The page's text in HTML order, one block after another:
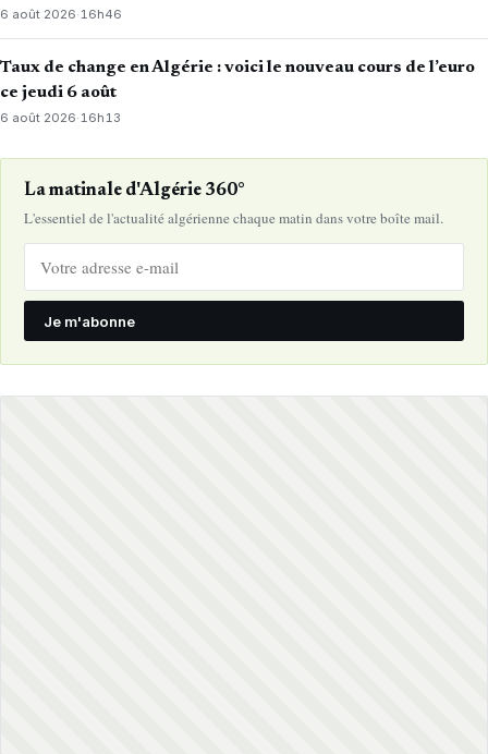
6 août 2026·16h46
Taux de change en Algérie : voici le nouveau cours de l’euro
ce jeudi 6 août
6 août 2026· 16h13
La matinale d'Algérie 360°
L'essentiel de l'actualité algérienne chaque matin dans votre boîte mail.
Je m'abonne